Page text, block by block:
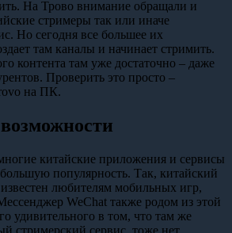
На Трово внимание обращали и
стримеры так или иначе
Но сегодня все большее их
там каналы и начинает стримить.
контента там уже достаточно – даже
Проверить это просто –
на ПК.
китайские приложения и сервисы
популярность. Так, китайский
известен любителям мобильных игр,
WeChat также родом из этой
удивительного в том, что там же